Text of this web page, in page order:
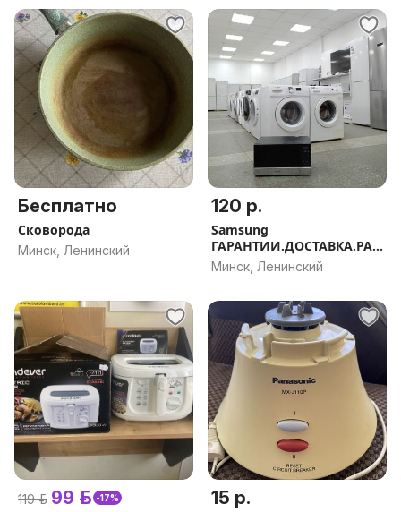
Бесплатно
Сковорода
Минск, Ленинский
120 р.
Samsung
ГАРАНТИИ.ДОСТАВКА.РАС
СРОЧКА.
Минск, Ленинский
119 р. 99 р. -17% 15 р.